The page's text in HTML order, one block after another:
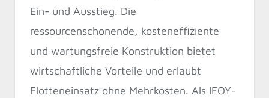
Ein- und Ausstieg. Die
ressourcenschonende, kosteneffiziente
und wartungsfreie Konstruktion bietet
wirtschaftliche Vorteile und erlaubt
Flotteneinsatz ohne Mehrkosten. Als IFOY-